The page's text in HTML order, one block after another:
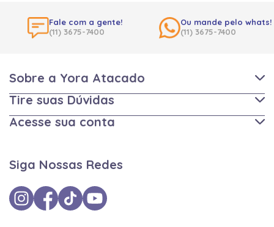
Fale com a gente!
(11) 3675-7400
Ou mande pelo whats!
(11) 3675-7400
Sobre a Yora Atacado
Tire suas Dúvidas
Acesse sua conta
Siga Nossas Redes